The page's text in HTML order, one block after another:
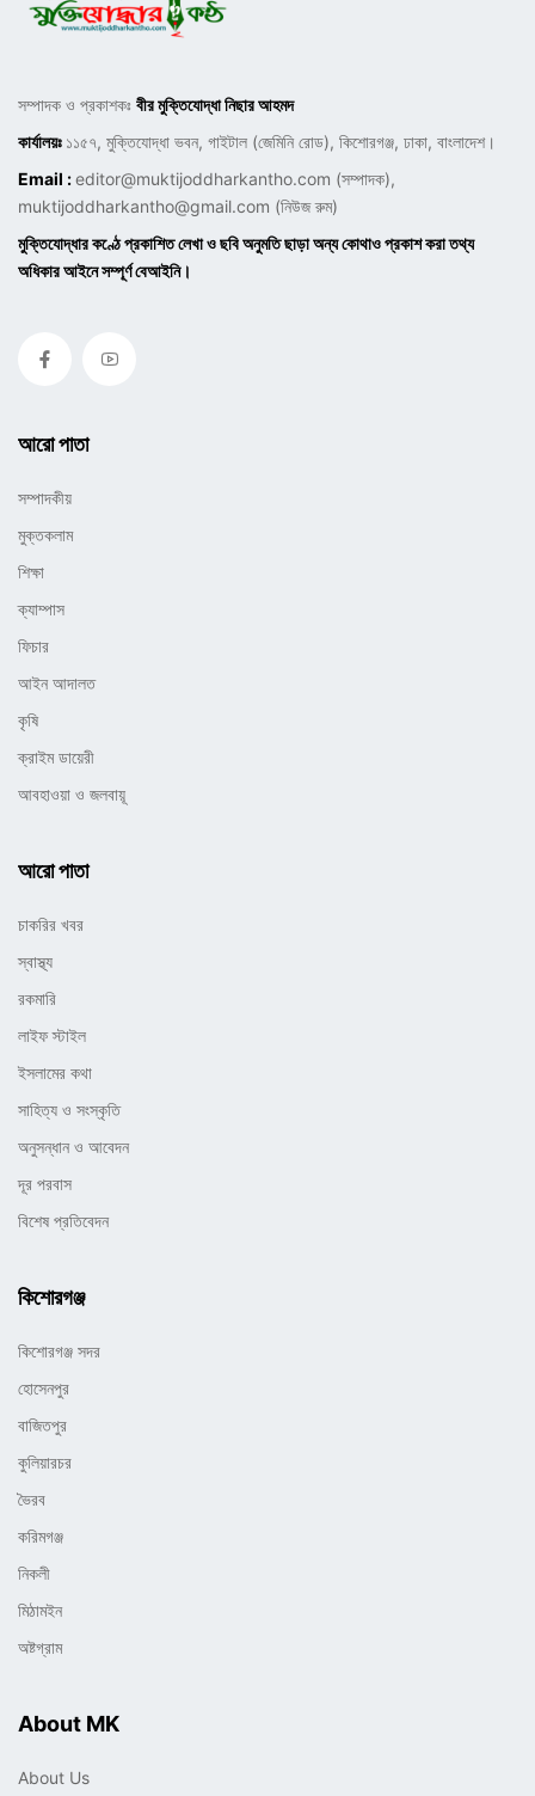
সম্পাদক ও প্রকাশকঃ বীর মুক্তিযোদ্ধা নিছার আহমদ
কার্যালয়ঃ ১১৫৭, মুক্তিযোদ্ধা ভবন, গাইটাল (জেমিনি রোড), কিশোরগঞ্জ, ঢাকা, বাংলাদেশ।
Email :editor@muktijoddharkantho.com (সম্পাদক),
muktijoddharkantho@gmail.com (নিউজ রুম)
মুক্তিযোদ্ধার কণ্ঠে প্রকাশিত লেখা ও ছবি অনুমতি ছাড়া অন্য কোথাও প্রকাশ করা তথ্য
অধিকার আইনে সম্পূর্ণ বেআইনি।
আরো পাতা
সম্পাদকীয়
মুক্তকলাম
শিক্ষা
ক্যাম্পাস
ফিচার
আইন আদালত
কৃষি
ক্রাইম ডায়েরী
আবহাওয়া ও জলবায়ূ
আরো পাতা
চাকরির খবর
স্বাস্থ্য
রকমারি
লাইফ স্টাইল
ইসলামের কথা
সাহিত্য ও সংস্কৃতি
অনুসন্ধান ও আবেদন
দূর পরবাস
বিশেষ প্রতিবেদন
কিশোরগঞ্জ
কিশোরগঞ্জ সদর
হোসেনপুর
বাজিতপুর
কুলিয়ারচর
ভৈরব
করিমগঞ্জ
নিকলী
মিঠামইন
অষ্টগ্রাম
About MK
About Us